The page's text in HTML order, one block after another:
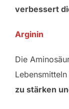
verbessert
Arginin
Die
zu stärken